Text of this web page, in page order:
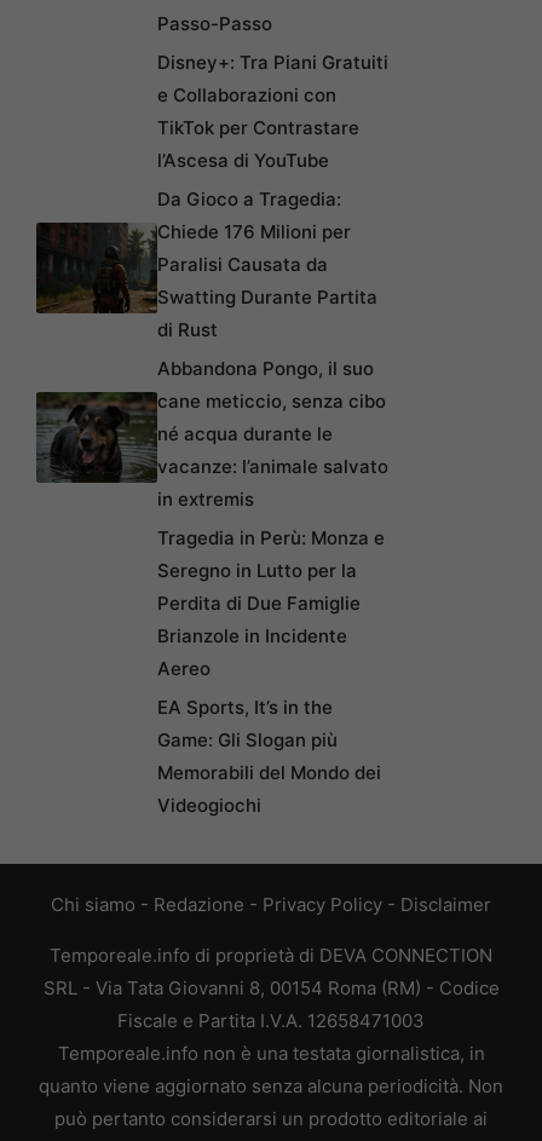
Passo-Passo
Disney+: Tra Piani Gratuiti
e Collaborazioni con
TikTok per Contrastare
l’Ascesa di YouTube
Da Gioco a Tragedia:
Chiede 176 Milioni per
Paralisi Causata da
Swatting Durante Partita
di Rust
Abbandona Pongo, il suo
cane meticcio, senza cibo
né acqua durante le
vacanze: l’animale salvato
in extremis
Tragedia in Perù: Monza e
Seregno in Lutto per la
Perdita di Due Famiglie
Brianzole in Incidente
Aereo
EA Sports, It’s in the
Game: Gli Slogan più
Memorabili del Mondo dei
Videogiochi
Chi siamo - Redazione - Privacy Policy - Disclaimer
Temporeale.info di proprietà di DEVA CONNECTION
SRL - Via Tata Giovanni 8, 00154 Roma (RM) - Codice
Fiscale e Partita I.V.A. 12658471003
Temporeale.info non è una testata giornalistica, in
quanto viene aggiornato senza alcuna periodicità. Non
può pertanto considerarsi un prodotto editoriale ai